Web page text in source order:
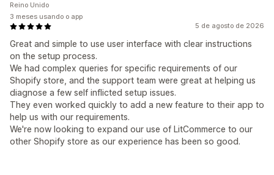
5 de agosto de 2026
Great and simple to use user interface with clear instructions
on the setup process.
We had complex queries for specific requirements of our
Shopify store, and the support team were great at helping us
diagnose a few self inflicted setup issues.
They even worked quickly to add a new feature to their app to
help us with our requirements.
We're now looking to expand our use of LitCommerce to our
other Shopify store as our experience has been so good.
Reino Unido
3 meses usando o app